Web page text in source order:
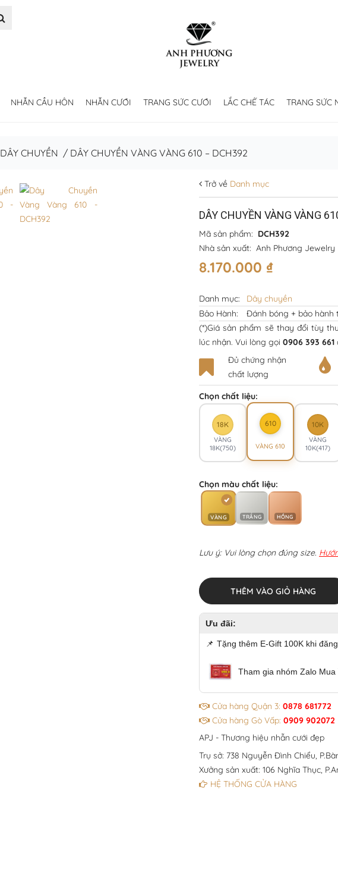
NHẪN CẦU HÔN NHẪN CƯỚI TRANG SỨC CƯỚI LẮC CHẾ TÁC TRANG SỨC
DÂY CHUYỀN / DÂY CHUYỀN VÀNG VÀNG 610 – DCH392
Trở về Danh mục
DÂY CHUYỀN VÀNG VÀNG
Mã sản phẩm: DCH392
Nhà sản xuất: Anh Phương Jewelry
8.170.000 ₫
Danh mục:
Dây chuyền
Bảo Hành:
Đánh bóng + bảo hành
(*)Giá sản phẩm sẽ thay đổi tùy
lúc nhận. Vui lòng gọi 0906 393 661
Đủ chứng nhận
chất lượng
Chọn chất liệu:
18K
VÀNG
18K(750)
610
VÀNG 610
10K
VÀNG
10K(417)
Chọn màu chất liệu:
VÀNG TRẮNG HỒNG
Lưu ý: Vui lòng chọn đúng size.
THÊM VÀO GIỎ HÀNG
Ưu đãi:
📌 Tặng thêm E-Gift 100K khi
Tham gia nhóm Zalo Mua
Cửa hàng Quận 3: 0878 681772
Cửa hàng Gò Vấp: 0909 902072
APJ - Thương hiệu nhẫn cưới đẹp
Trụ sở: 738 Nguyễn Đình Chiểu,
Xưởng sản xuất: 106 Nghĩa Thục,
HỆ THỐNG CỬA HÀNG